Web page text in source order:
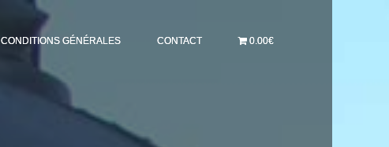
CONDITIONS GÉNÉRALES CONTACT 0.00€